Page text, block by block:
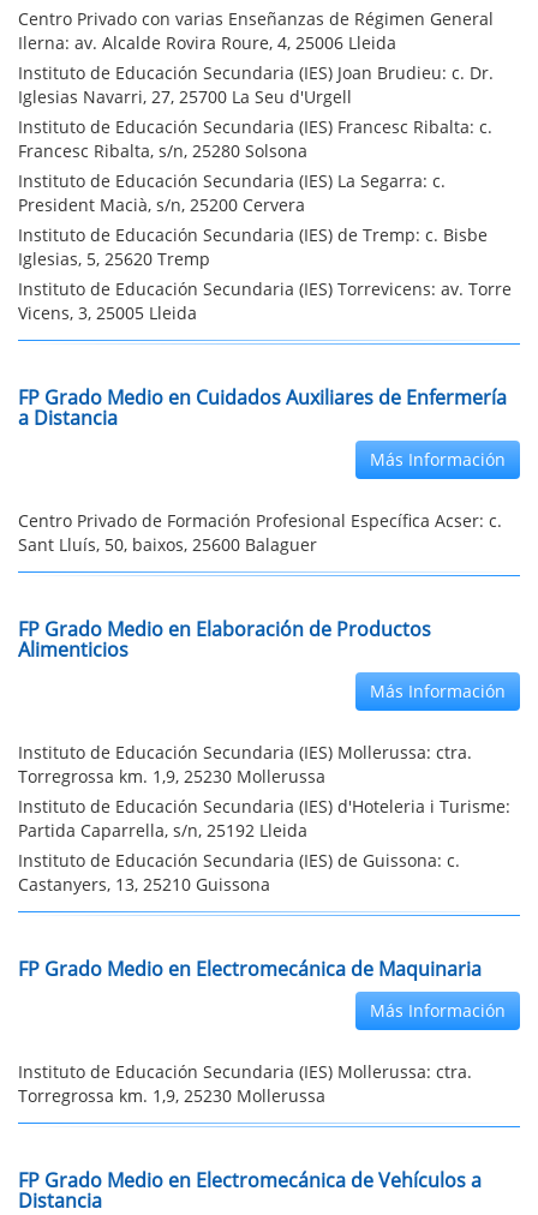
Centro Privado con varias Enseñanzas de Régimen General
Ilerna: av. Alcalde Rovira Roure, 4, 25006 Lleida
Instituto de Educación Secundaria (IES) Joan Brudieu: c. Dr.
Iglesias Navarri, 27, 25700 La Seu d'Urgell
Instituto de Educación Secundaria (IES) Francesc Ribalta: c.
Francesc Ribalta, s/n, 25280 Solsona
Instituto de Educación Secundaria (IES) La Segarra: c.
President Macià, s/n, 25200 Cervera
Instituto de Educación Secundaria (IES) de Tremp: c. Bisbe
Iglesias, 5, 25620 Tremp
Instituto de Educación Secundaria (IES) Torrevicens: av. Torre
Vicens, 3, 25005 Lleida
FP Grado Medio en Cuidados Auxiliares de Enfermería
a Distancia
Más Información
Centro Privado de Formación Profesional Específica Acser: c.
Sant Lluís, 50, baixos, 25600 Balaguer
FP Grado Medio en Elaboración de Productos
Alimenticios
Más Información
Instituto de Educación Secundaria (IES) Mollerussa: ctra.
Torregrossa km. 1,9, 25230 Mollerussa
Instituto de Educación Secundaria (IES) d'Hoteleria i Turisme:
Partida Caparrella, s/n, 25192 Lleida
Instituto de Educación Secundaria (IES) de Guissona: c.
Castanyers, 13, 25210 Guissona
FP Grado Medio en Electromecánica de Maquinaria
Más Información
Instituto de Educación Secundaria (IES) Mollerussa: ctra.
Torregrossa km. 1,9, 25230 Mollerussa
FP Grado Medio en Electromecánica de Vehículos a
Distancia